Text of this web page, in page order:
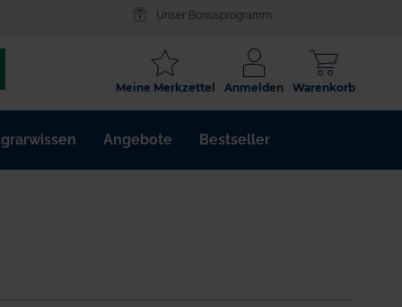
Unser Bonusprogramm
Warenkorb
Anmelden
Meine Merkzettel
Angebote Bestseller